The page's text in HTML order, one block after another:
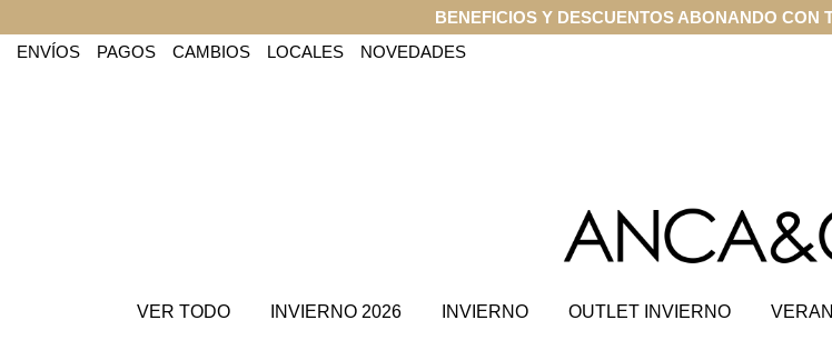
BENEFICIOS Y DESCUENTOS ABONANDO CON
ENVÍOS
PAGOS CAMBIOS LOCALES NOVEDADES
VER TODO INVIERNO 2026 INVIERNO OUTLET INVIERNO